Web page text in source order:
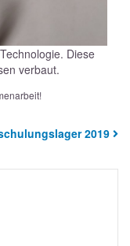
Diese
verbaut.
2019